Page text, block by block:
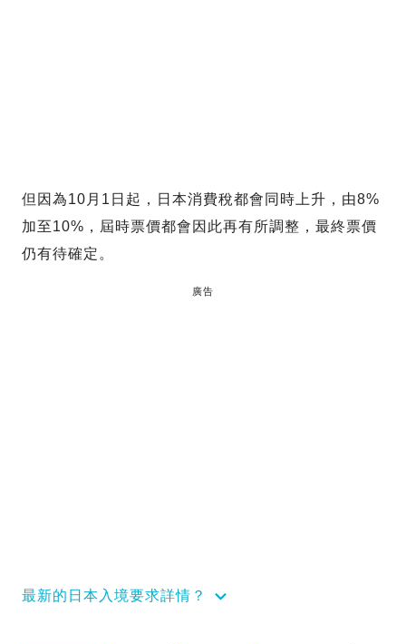
但因為10月1日起，日本消費稅都會同時上升，由8%
加至10%，屆時票價都會因此再有所調整，最終票價
仍有待確定。
廣告
最新的日本入境要求詳情？